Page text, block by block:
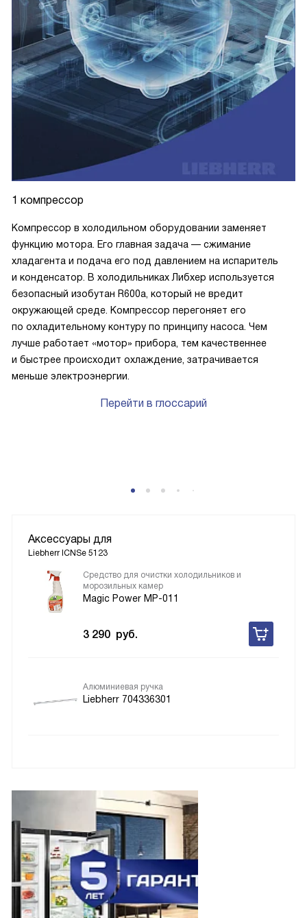
1 компрессор
Компрессор в холодильном оборудовании заменяет
функцию мотора. Его главная задача — сжимание
хладагента и подача его под давлением на испаритель
и конденсатор. В холодильниках Либхер используется
безопасный изобутан R600a, который не вредит
окружающей среде. Компрессор перегоняет его
по охладительному контуру по принципу насоса. Чем
лучше работает «мотор» прибора, тем качественнее
и быстрее происходит охлаждение, затрачивается
меньше электроэнергии.
Перейти в глоссарий
Аксессуары для
Liebherr ICNSe 5123
Средство для очистки холодильников и
морозильных камер
Magic Power MP-011
3 290 руб.
Алюминиевая ручка
Liebherr 704336301